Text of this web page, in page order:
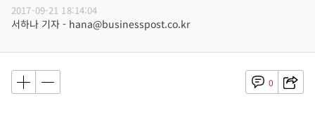
2017-09-21 18:14:04
서하나 기자 - hana@businesspost.co.kr
0